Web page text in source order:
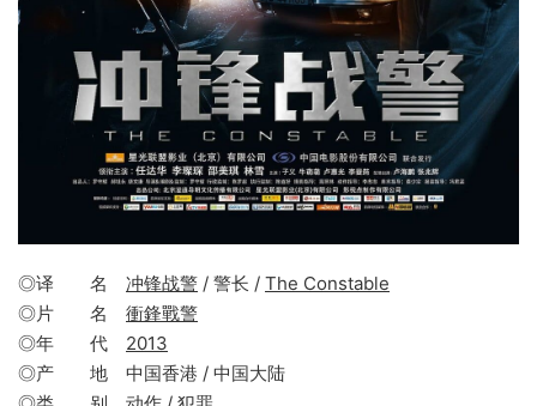
◎译 名 冲锋战警 / 警长 / The Constable
◎片 名 衝鋒戰警
◎年 代 2013
◎产 地 中国香港 / 中国大陆